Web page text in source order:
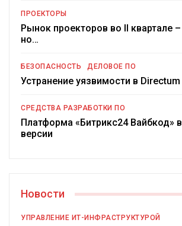
ПРОЕКТОРЫ
Рынок проекторов во II квартале
но…
БЕЗОПАСНОСТЬ ДЕЛОВОЕ ПО
Устранение уязвимости в Directum
СРЕДСТВА РАЗРАБОТКИ ПО
Платформа «Битрикс24 Вайбкод»
версии
Новости
УПРАВЛЕНИЕ ИТ-ИНФРАСТРУКТУРОЙ